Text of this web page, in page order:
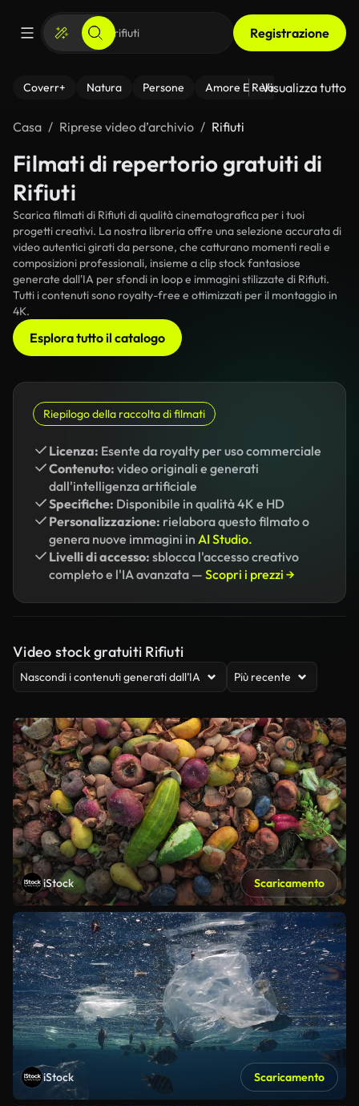
Registrazione
Coverr+ Natura Persone Amore E Relazioni Il
Visualizza tutto
Casa Riprese video d’archivio Rifiuti
Filmati di repertorio gratuiti di
Rifiuti
Scarica filmati di Rifiuti di qualità cinematografica per i tuoi
progetti creativi. La nostra libreria offre una selezione accurata di
video autentici girati da persone, che catturano momenti reali e
composizioni professionali, insieme a clip stock fantasiose
generate dall'IA per sfondi in loop e immagini stilizzate di Rifiuti.
Tutti i contenuti sono royalty-free e ottimizzati per il montaggio in
4K.
Esplora tutto il catalogo
Riepilogo della raccolta di filmati
Licenza: Esente da royalty per uso commerciale
Contenuto: video originali e generati
dall'intelligenza artificiale
Specifiche: Disponibile in qualità 4K e HD
Personalizzazione: rielabora questo filmato o
genera nuove immagini in AI Studio.
Livelli di accesso: sblocca l'accesso creativo
completo e l'IA avanzata — Scopri i prezzi →
Video stock gratuiti Rifiuti
Nascondi i contenuti generati dall’IA Più recente
iStock Scaricamento
iStock Scaricamento